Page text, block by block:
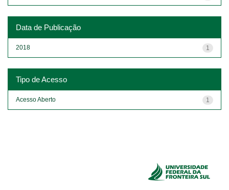
Data de Publicação
1
2018
Tipo de Acesso
1
Acesso Aberto